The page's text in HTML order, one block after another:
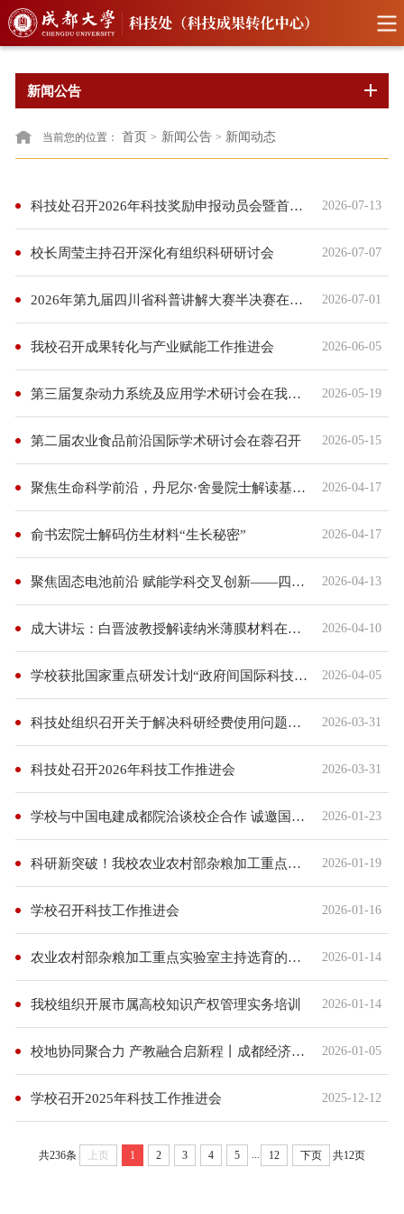
新闻公告
当前您的位置： 首页 > 新闻公告 > 新闻动态
科技处召开2026年科技奖励申报动员会暨首场专家辅导报告会 2026-07-13
校长周莹主持召开深化有组织科研研讨会 2026-07-07
2026年第九届四川省科普讲解大赛半决赛在我校举行 2026-07-01
我校召开成果转化与产业赋能工作推进会 2026-06-05
第三届复杂动力系统及应用学术研讨会在我校召开 2026-05-19
第二届农业食品前沿国际学术研讨会在蓉召开 2026-05-15
​聚焦生命科学前沿，丹尼尔·舍曼院士解读基因组编辑技术演进与临床应用转化 2026-04-17
俞书宏院士解码仿生材料“生长秘密” 2026-04-17
聚焦固态电池前沿 赋能学科交叉创新——四川大学郭孝东教授来校作学术报告 2026-04-13
成大讲坛：白晋波教授解读纳米薄膜材料在电容器领域的应用 2026-04-10
学校获批国家重点研发计划“政府间国际科技创新合作”重点专项 2026-04-05
科技处组织召开关于解决科研经费使用问题的讨论会 2026-03-31
科技处召开2026年科技工作推进会 2026-03-31
学校与中国电建成都院洽谈校企合作 诚邀国家卓越工程师王仁坤到访交流 2026-01-23
科研新突破！我校农业农村部杂粮加工重点实验室获批“十四五”国家重点研发计划课题 2026-01-19
学校召开科技工作推进会 2026-01-16
农业农村部杂粮加工重点实验室主持选育的四个杂粮新品种通过省级认定 2026-01-14
我校组织开展市属高校知识产权管理实务培训 2026-01-14
校地协同聚合力 产教融合启新程丨成都经济技术开发区汽车产业“立园满园”工作站业务对接会顺利召开 2026-01-05
学校召开2025年科技工作推进会 2025-12-12
共236条 上页 1 2 3 4 5 12 下页 共12页